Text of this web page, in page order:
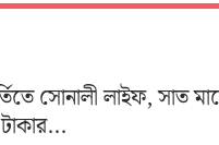
সোনালী লাইফ, সাত